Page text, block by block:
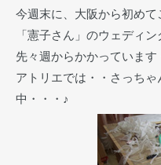
今週末に、大阪から初め
「憲子さん」のウェディ
先々週からかかっています
アトリエでは・・さっち
中・・・♪